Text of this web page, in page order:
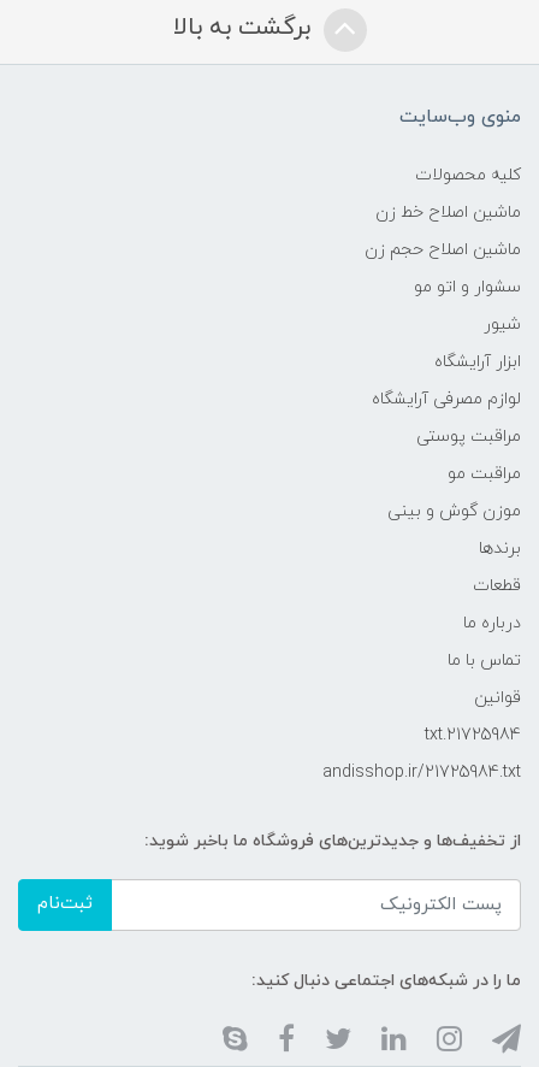
برگشت به بالا
منوی وب‌سایت
کلیه محصولات
ماشین اصلاح خط زن
ماشین اصلاح حجم زن
سشوار و اتو مو
شیور
ابزار آرایشگاه
لوازم مصرفی آرایشگاه
مراقبت پوستی
مراقبت مو
موزن گوش و بینی
برندها
قطعات
درباره ما
تماس با ما
قوانین
21725984.txt
andisshop.ir/21725984.txt
از تخفیف‌ها و جدیدترین‌های فروشگاه ما باخبر شوید:
ثبت‌نام
ما را در شبکه‌های اجتماعی دنبال کنید: